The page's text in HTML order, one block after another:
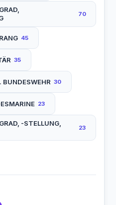
70
45
35
BUNDESWEHR 30
23
-STELLUNG,
23